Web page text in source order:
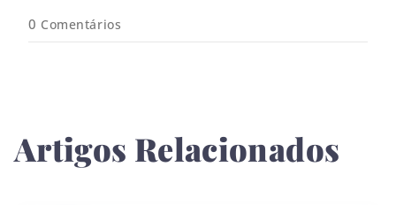
0 Comentários
Artigos Relacionados